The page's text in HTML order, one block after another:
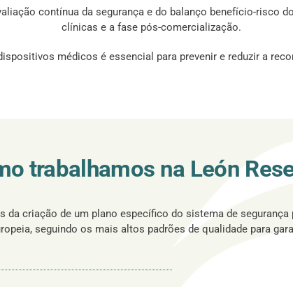
contínua da segurança e do balanço benefício-risco
clínicas e a fase pós-comercialização.
médicos é essencial para prevenir e reduzir a
trabalhamos na León
criação de um plano específico do sistema de
seguindo os mais altos padrões de qualidade para